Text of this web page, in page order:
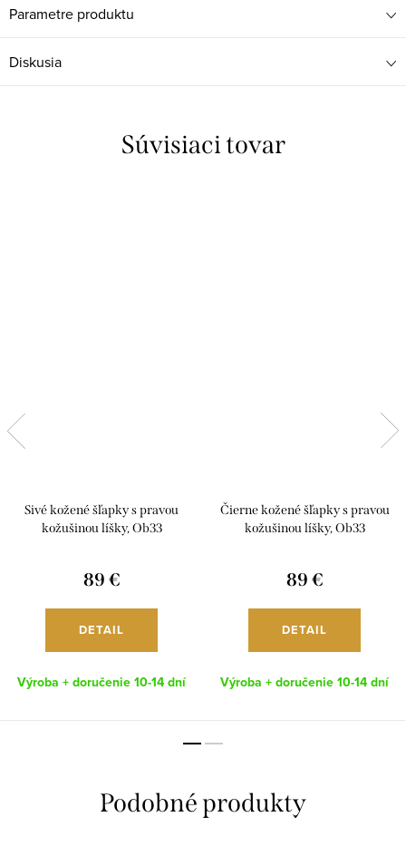
Parametre produktu
Diskusia
Súvisiaci tovar
Sivé kožené šľapky s pravou
kožušinou líšky, Ob33
89 €
DETAIL
Výroba + doručenie 10-14 dní
Čierne kožené šľapky s pravou
kožušinou líšky, Ob33
89 €
DETAIL
Výroba + doručenie 10-14 dní